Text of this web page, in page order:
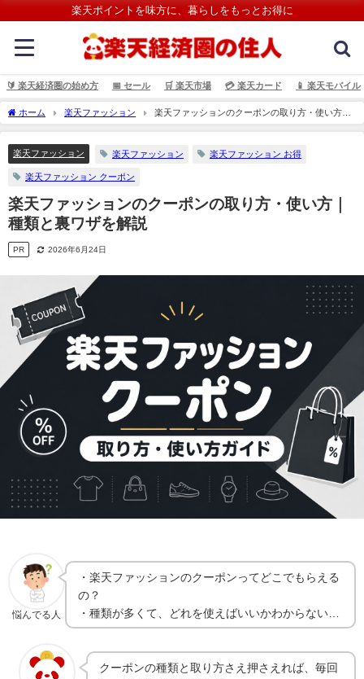
楽天ポイントを味方に、暮らしをもっとお得に
🔰 楽天経済圏の始め方 📅 セール 🛒 楽天市場 💳️ 楽天カード 📱 楽天モバイル
ホーム 楽天ファッション
楽天ファッションのクーポンの取り方・使い方｜
種類と裏ワザを解説
楽天ファッション 楽天ファッション 楽天ファッション お得
楽天ファッション クーポン
楽天ファッションのクーポンの取り方・使い方｜
種類と裏ワザを解説
PR 2026年6月24日
悩んでる人
・楽天ファッションのクーポンってどこでもらえる
の？
・種類が多くて、どれを使えばいいかわからない…
クーポンの種類と取り方さえ押さえれば、毎回